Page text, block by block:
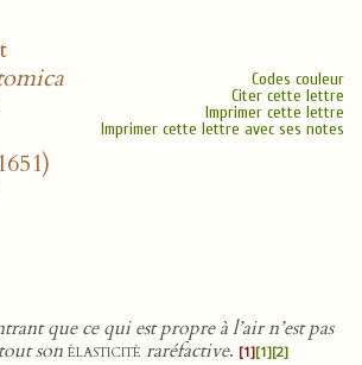
Codes couleur
Citer cette lettre
Imprimer cette lettre
Imprimer cette lettre avec ses notes
que ce qui est propre à l’air n’est pas
sonélasticité raréfactive. [1][1][2]